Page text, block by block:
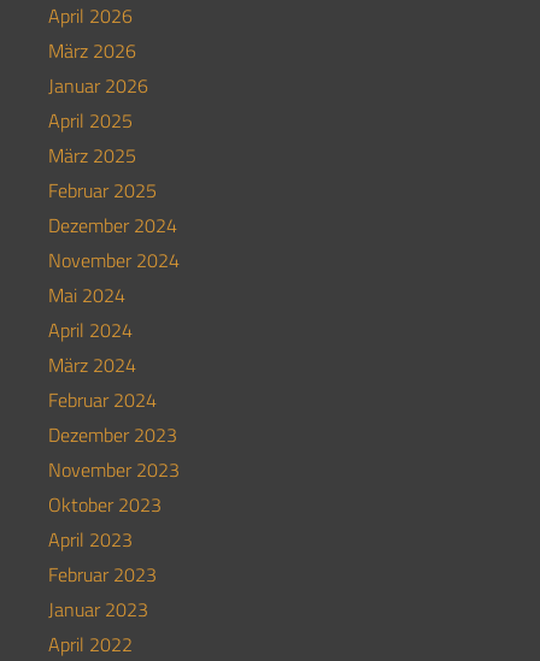
April 2026
März 2026
Januar 2026
April 2025
März 2025
Februar 2025
Dezember 2024
November 2024
Mai 2024
April 2024
März 2024
Februar 2024
Dezember 2023
November 2023
Oktober 2023
April 2023
Februar 2023
Januar 2023
April 2022